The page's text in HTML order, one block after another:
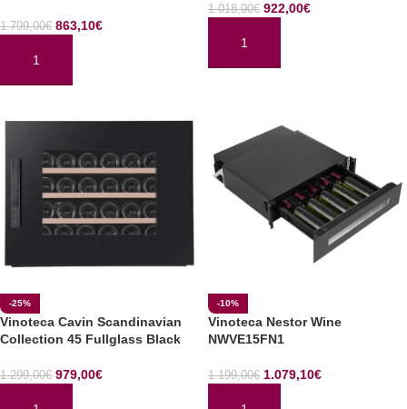
1.799,00€ 863,10€
AÑADIR AL CARRITO
1.018,00€ 922,00€
AÑADIR AL CARRITO
-25%
Vinoteca Cavin Scandinavian
Collection 45 Fullglass Black
1.299,00€ 979,00€
-10%
Vinoteca Nestor Wine
NWVE15FN1
1.199,00€ 1.079,10€